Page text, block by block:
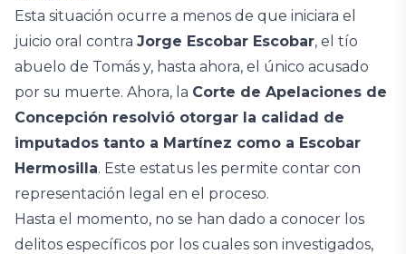
Esta situación ocurre a menos de que iniciara el
juicio oral contra Jorge Escobar Escobar, el tío
abuelo de Tomás y, hasta ahora, el único acusado
por su muerte. Ahora, la Corte de Apelaciones de
Concepción resolvió otorgar la calidad de
imputados tanto a Martínez como a Escobar
Hermosilla. Este estatus les permite contar con
representación legal en el proceso.
Hasta el momento, no se han dado a conocer los
delitos específicos por los cuales son investigados,